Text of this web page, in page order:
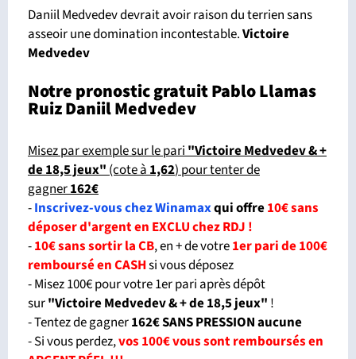
Daniil Medvedev devrait avoir raison du terrien sans
asseoir une domination incontestable.Victoire
Medvedev
Notre pronostic gratuit Pablo Llamas
Ruiz Daniil Medvedev
Misez par exemple sur le pari"Victoire Medvedev & +
de 18,5 jeux"(cote à1,62) pour tenter de
gagner162€
-Inscrivez-vous chez Winamaxqui offre10€ sans
déposer d'argent en EXCLU chez RDJ !
-10€ sans sortir la CB, en + de votre1er pari de 100€
remboursé en CASHsi vous déposez
- Misez 100€ pour votre 1er pari après dépôt
sur"Victoire Medvedev & + de 18,5 jeux" !
- Tentez de gagner162€ SANS PRESSION aucune
- Si vous perdez,vos 100€ vous sont remboursés en